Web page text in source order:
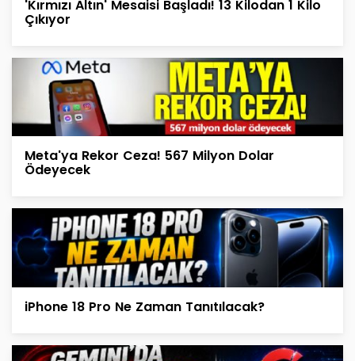
'Kırmızı Altın' Mesaisi Başladı! 13 Kilodan 1 Kilo
Çıkıyor
Meta'ya Rekor Ceza! 567 Milyon Dolar
Ödeyecek
iPhone 18 Pro Ne Zaman Tanıtılacak?